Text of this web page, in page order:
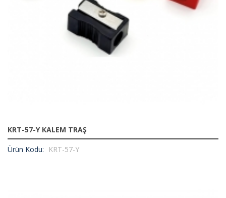
KRT-57-Y KALEM TRAŞ
Ürün Kodu: KRT-57-Y